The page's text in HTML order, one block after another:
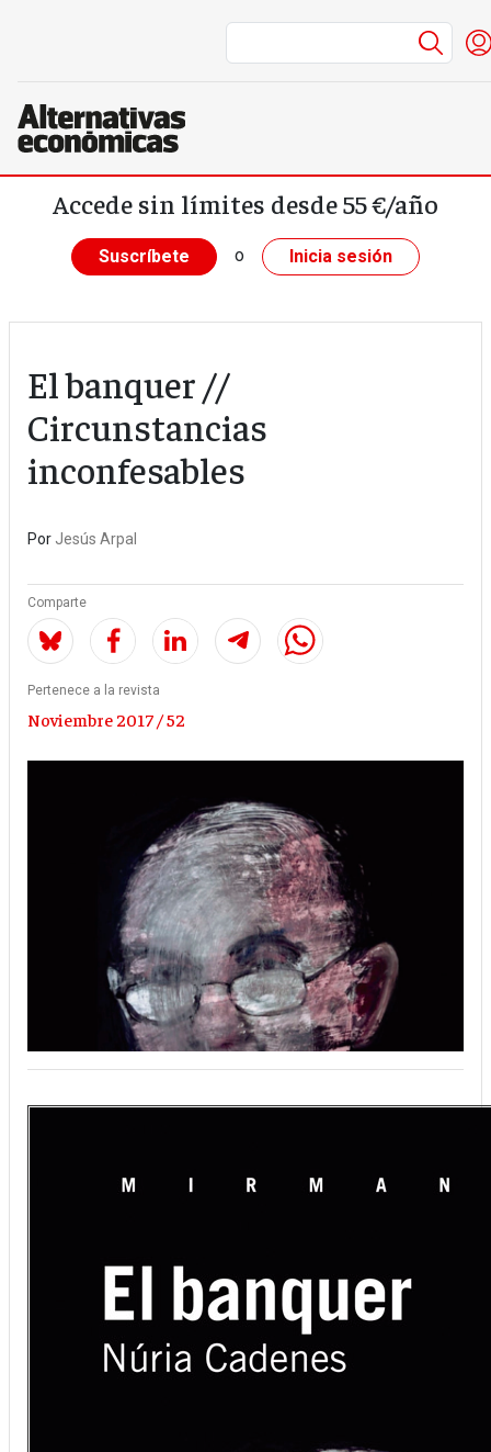
Pasar al contenido principal
Accede sin límites desde 55 €/año
Suscríbete o Inicia sesión
El banquer //
Circunstancias
inconfesables
Por Jesús Arpal
Comparte
Pertenece a la revista
Noviembre 2017 / 52